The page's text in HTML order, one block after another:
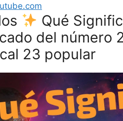
Qué
del número
23 popular